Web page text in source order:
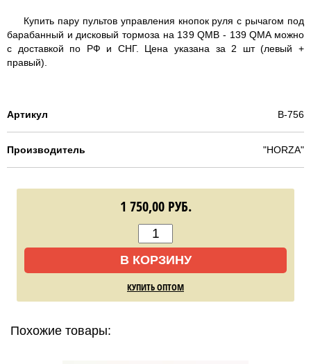
Купить пару пультов управления кнопок руля с рычагом под
барабанный и дисковый тормоза на 139 QMB - 139 QMA можно
с доставкой по РФ и СНГ. Цена указана за 2 шт (левый +
правый).
Артикул B-756
Производитель "HORZA"
1 750,00 РУБ.
В КОРЗИНУ
КУПИТЬ ОПТОМ
Похожие товары: